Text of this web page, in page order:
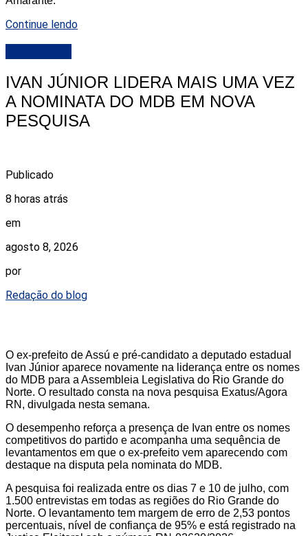
Continue lendo
IVAN JÚNIOR LIDERA MAIS UMA VEZ
A NOMINATA DO MDB EM NOVA
PESQUISA
Publicado
8 horas atrás
em
agosto 8, 2026
por
Redação do blog
O ex-prefeito de Assú e pré-candidato a deputado estadual
Ivan Júnior aparece novamente na liderança entre os nomes
do MDB para a Assembleia Legislativa do Rio Grande do
Norte. O resultado consta na nova pesquisa Exatus/Agora
RN, divulgada nesta semana.
O desempenho reforça a presença de Ivan entre os nomes
competitivos do partido e acompanha uma sequência de
levantamentos em que o ex-prefeito vem aparecendo com
destaque na disputa pela nominata do MDB.
A pesquisa foi realizada entre os dias 7 e 10 de julho, com
1.500 entrevistas em todas as regiões do Rio Grande do
Norte. O levantamento tem margem de erro de 2,53 pontos
percentuais, nível de confiança de 95% e está registrado na